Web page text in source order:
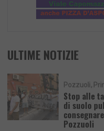
ULTIME NOTIZIE
Pozzuoli
Stop alle
di suolo
Pozzuoli